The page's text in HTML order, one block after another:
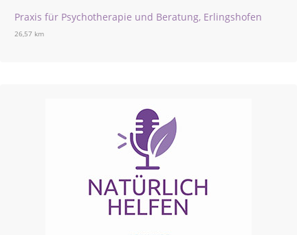
Praxis für Psychotherapie und Beratung, Erlingshofen
26,57 km